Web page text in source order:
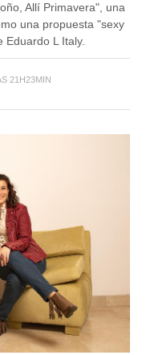
Allí Primavera", una
una propuesta "sexy
L Italy.
21H23MIN